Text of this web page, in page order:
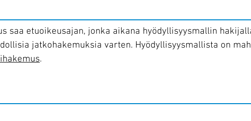
saa etuoikeusajan, jonka aikana hyödyllisyysmallin
jatkohakemuksia varten. Hyödyllisyysmallista on
.